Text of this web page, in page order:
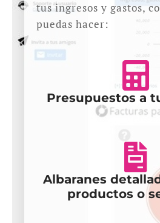
tus ingresos y gastos,
puedas hacer:
Presupuestos a
Albaranes
productos o